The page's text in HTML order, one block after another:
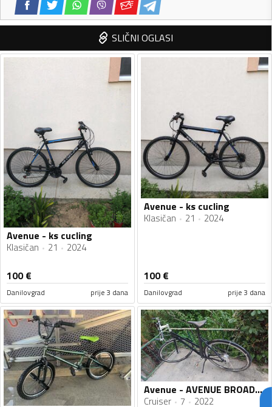
SLIČNI OGLASI
Avenue - ks cucling
Klasičan 21 2024
100€
Danilovgrad prije 3 dana
Avenue - ks cucling
Klasičan 21 2024
100€
Danilovgrad prije 3 dana
Avenue - AVENUE BROADWAY 28 incha NEXUS 7 aluminijum
Cruiser 7 2022